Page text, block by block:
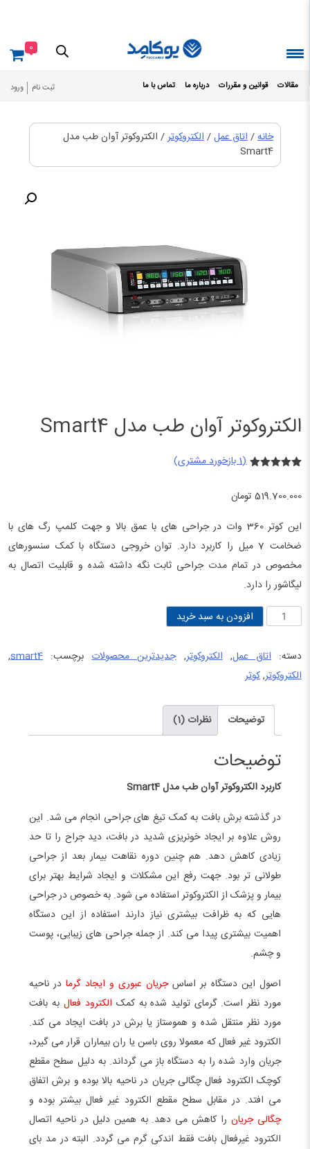
مقالات قوانین و مقررات درباره ما تماس با ما ثبت نام ورود
0
خانه/اتاق عمل/الکتروکوتر/ الکتروکوتر آوان طب مدل
Smart4
الکتروکوتر آوان طب مدل Smart4
در
(
1بازخورد مشتری)
519.700.000 تومان
این کوتر 360 وات در جراحی های با عمق بالا و جهت کلمپ رگ های با
ضخامت 7 میل را کاربرد دارد. توان خروجی دستگاه با کمک سنسورهای
مخصوص در تمام مدت جراحی ثابت نگه داشته شده و قابلیت اتصال به
لیگاشور را دارد.
الکتروکوتر
طب
مدل
افزودن به سبد خرید
دسته:اتاق عمل,الکتروکوتر,جدیدترین محصولات برچسب: smart4
,
الکتروکوتر,کوتر
توضیحات نظرات (1)
توضیحات
کاربرد الکتروکوتر آوان طب مدل Smart4
در گذشته برش بافت به کمک تیغ های جراحی انجام می شد. این
روش علاوه بر ایجاد خونریزی شدید در بافت، دید جراح را تا حد
زیادی کاهش دهد. هم چنین دوره نقاهت بیمار بعد از جراحی
طولانی تر بود. جهت رفع این مشکلات و ایجاد شرایط بهتر برای
بیمار و پزشک از الکتروکوتر استفاده می شود. به خصوص در جراحی
هایی که به ظرافت بیشتری نیاز دارند استفاده از این دستگاه
اهمیت بیشتری پیدا می کند. از جمله جراحی های زیبایی، پوست
و چشم.
اصول این دستگاه بر اساسجریان عبوری و ایجاد گرمادر ناحیه
مورد نظر است. گرمای تولید شده به کمک الکترود فعال به بافت
مورد نظر منتقل شده و هموستاز یا برش در بافت ایجاد می کند.
الکترود غیر فعال که معمولا روی باسن یا ران بیماران قرار می گیرد،
جریان وارد شده را به دستگاه باز می گرداند. به دلیل سطح مقطع
کوچک الکترود فعال چگالی جریان در ناحیه بالا بوده و برش اتفاق
می افتد. در مقابل سطح مقطع الکترود غیر فعال بیشتر بوده و
چگالی جریانرا کاهش می دهد. به همین دلیل در ناحیه اتصال
الکترود غیرفعال بافت فقط اندکی گرم می گردد. البته در مد بای